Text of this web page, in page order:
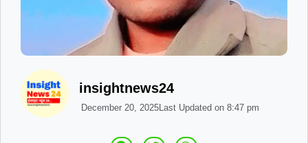
insightnews24
December 20, 2025Last Updated on 8:47 pm